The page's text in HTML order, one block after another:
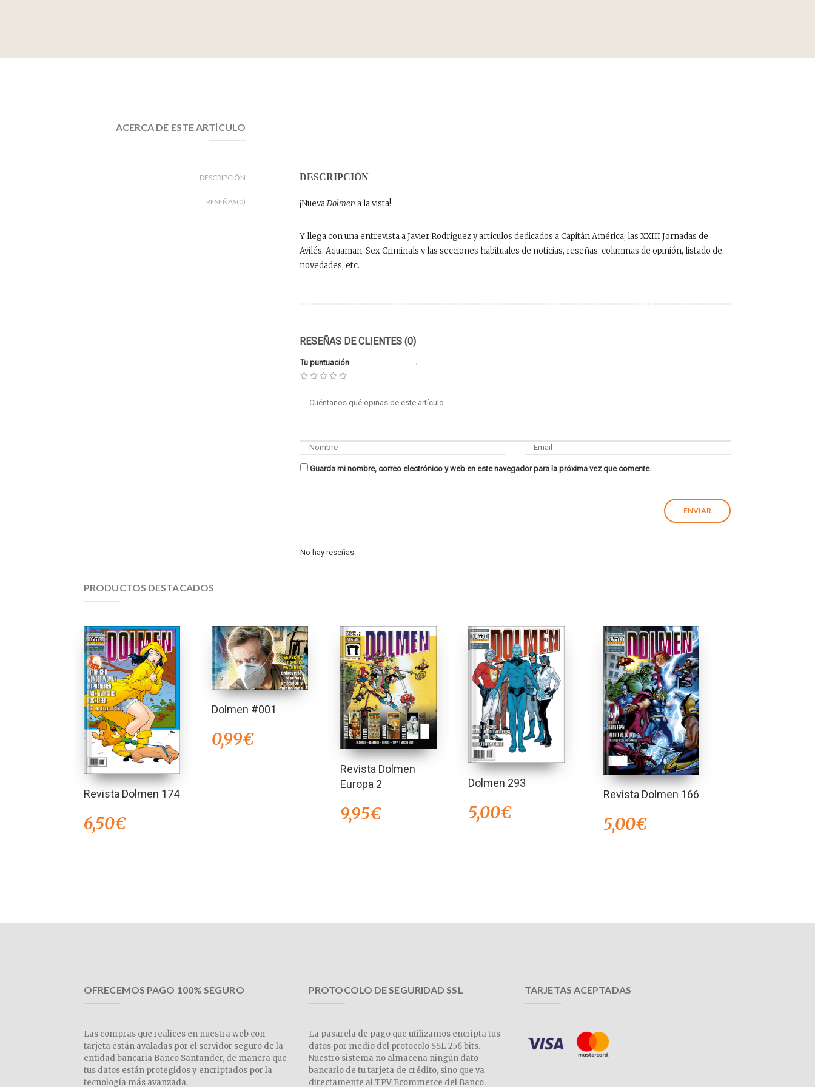
ACERCA DE ESTE ARTÍCULO
DESCRIPCIÓN
RESEÑAS(0)
DESCRIPCIÓN
¡NuevaDolmen a la vista!
Y llega con una entrevista a Javier Rodríguez y artículos dedicados a Capitán América, las XXIII Jornadas de
Avilés, Aquaman, Sex Criminals y las secciones habituales de noticias, reseñas, columnas de opinión, listado de
novedades, etc.
RESEÑAS DE CLIENTES (0)
Tu puntuación
Guarda mi nombre, correo electrónico y web en este navegador para la próxima vez que comente.
No hay reseñas.
PRODUCTOS DESTACADOS
Revista Dolmen 174
6,50€
Dolmen #001
0,99€
Revista Dolmen
Europa 2
9,95€
Dolmen 293
5,00€
Revista Dolmen 166
5,00€
OFRECEMOS PAGO 100% SEGURO
Las compras que realices en nuestra web con
tarjeta están avaladas por el servidor seguro de la
entidad bancaria Banco Santander, de manera que
tus datos están protegidos y encriptados por la
tecnología más avanzada.
PROTOCOLO DE SEGURIDAD SSL
La pasarela de pago que utilizamos encripta tus
datos por medio del protocolo SSL 256 bits.
Nuestro sistema no almacena ningún dato
bancario de tu tarjeta de crédito, sino que va
directamente al TPV Ecommerce del Banco.
TARJETAS ACEPTADAS